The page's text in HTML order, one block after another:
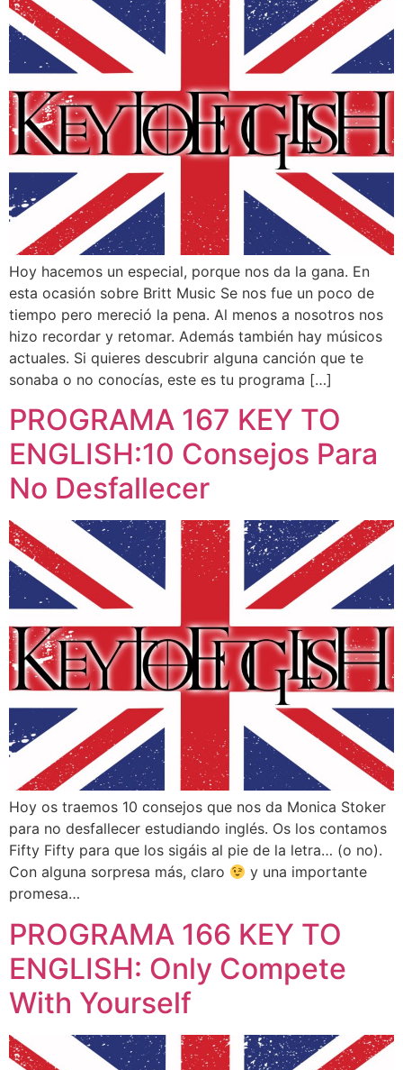
Hoy hacemos un especial, porque nos da la gana. En
esta ocasión sobre Britt Music Se nos fue un poco de
tiempo pero mereció la pena. Al menos a nosotros nos
hizo recordar y retomar. Además también hay músicos
actuales. Si quieres descubrir alguna canción que te
sonaba o no conocías, este es tu programa […]
PROGRAMA 167 KEY TO
ENGLISH:10 Consejos Para
No Desfallecer
Hoy os traemos 10 consejos que nos da Monica Stoker
para no desfallecer estudiando inglés. Os los contamos
Fifty Fifty para que los sigáis al pie de la letra… (o no).
Con alguna sorpresa más, claro
y una importante
promesa…
PROGRAMA 166 KEY TO
ENGLISH: Only Compete
With Yourself